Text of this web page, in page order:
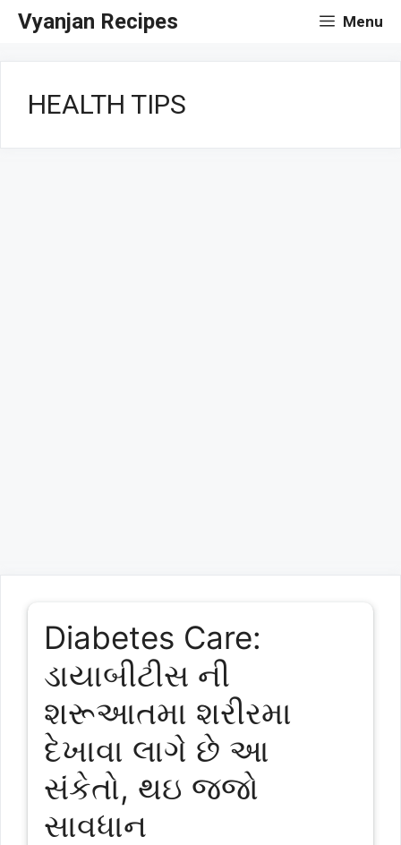
SkipVyanjan Recipes Menu
HEALTH TIPS
Diabetes Care:
ડાયાબીટીસ ની
શરૂઆતમા શરીરમા
દેખાવા લાગે છે આ
સંકેતો, થઇ જજો
સાવધાન